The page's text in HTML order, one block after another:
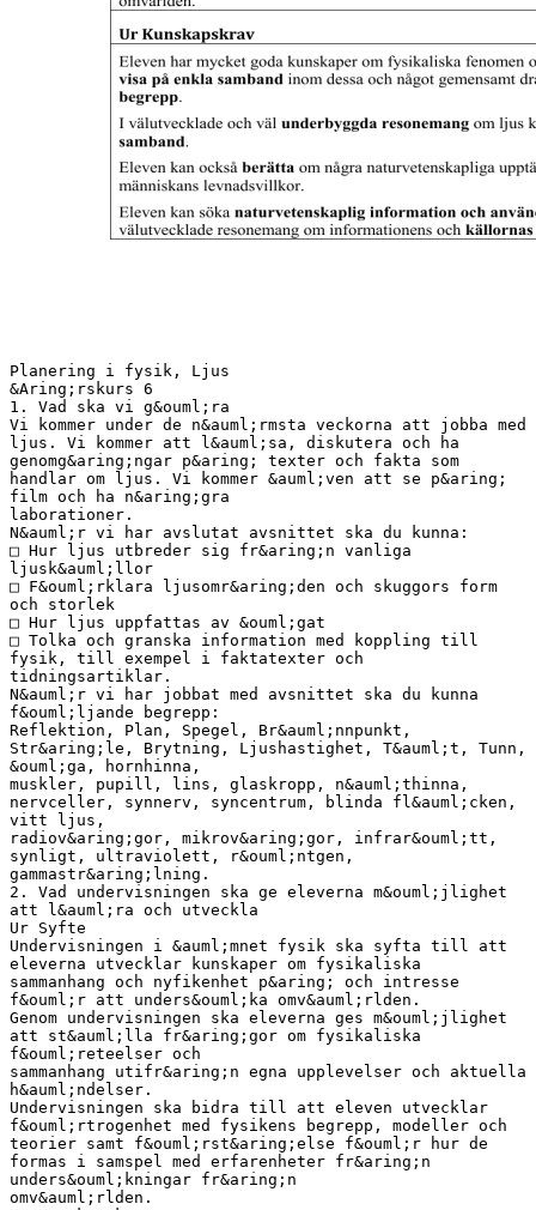
Planering i fysik, Ljus
&Aring;rskurs 6
1. Vad ska vi g&ouml;ra
Vi kommer under de n&auml;rmsta veckorna att jobba med
ljus. Vi kommer att l&auml;sa, diskutera och ha
genomg&aring;ngar p&aring; texter och fakta som
handlar om ljus. Vi kommer &auml;ven att se p&aring;
film och ha n&aring;gra
laborationer.
N&auml;r vi har avslutat avsnittet ska du kunna:
□ Hur ljus utbreder sig fr&aring;n vanliga
ljusk&auml;llor
□ F&ouml;rklara ljusomr&aring;den och skuggors form
och storlek
□ Hur ljus uppfattas av &ouml;gat
□ Tolka och granska information med koppling till
fysik, till exempel i faktatexter och
tidningsartiklar.
N&auml;r vi har jobbat med avsnittet ska du kunna
f&ouml;ljande begrepp:
Reflektion, Plan, Spegel, Br&auml;nnpunkt,
Str&aring;le, Brytning, Ljushastighet, T&auml;t, Tunn,
&ouml;ga, hornhinna,
muskler, pupill, lins, glaskropp, n&auml;thinna,
nervceller, synnerv, syncentrum, blinda fl&auml;cken,
vitt ljus,
radiov&aring;gor, mikrov&aring;gor, infrar&ouml;tt,
synligt, ultraviolett, r&ouml;ntgen,
gammastr&aring;lning.
2. Vad undervisningen ska ge eleverna m&ouml;jlighet
att l&auml;ra och utveckla
Ur Syfte
Undervisningen i &auml;mnet fysik ska syfta till att
eleverna utvecklar kunskaper om fysikaliska
sammanhang och nyfikenhet p&aring; och intresse
f&ouml;r att unders&ouml;ka omv&auml;rlden.
Genom undervisningen ska eleverna ges m&ouml;jlighet
att st&auml;lla fr&aring;gor om fysikaliska
f&ouml;reteelser och
sammanhang utifr&aring;n egna upplevelser och aktuella
h&auml;ndelser.
Undervisningen ska bidra till att eleven utvecklar
f&ouml;rtrogenhet med fysikens begrepp, modeller och
teorier samt f&ouml;rst&aring;else f&ouml;r hur de
formas i samspel med erfarenheter fr&aring;n
unders&ouml;kningar fr&aring;n
omv&auml;rlden.